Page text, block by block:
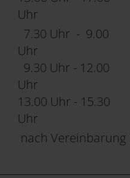
Uhr
7.30 Uhr - 9.00
Uhr
9.30 Uhr - 12.00
Uhr
13.00 Uhr - 15.30
Uhr
nach Vereinbarung